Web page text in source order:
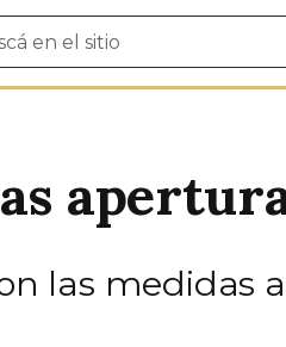
las medidas